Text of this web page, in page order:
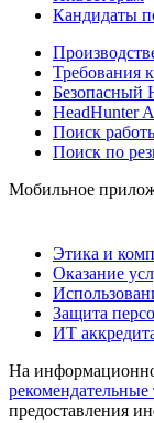
Кандидаты
Требования
Безопасный
HeadHunter
Поиск
Поиск по
Мобильное
Этика и
Оказание
Защита
ИТ
На
рекомендательные
предоставления